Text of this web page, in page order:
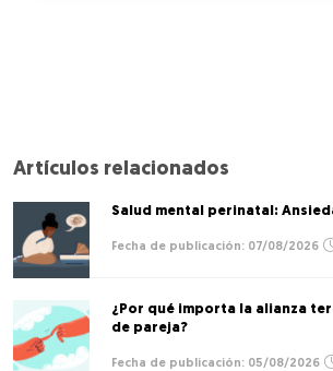
Artículos relacionados
Salud mental perinatal:
07/08/2026
¿Por qué importa la alianza
de pareja?
05/08/2026